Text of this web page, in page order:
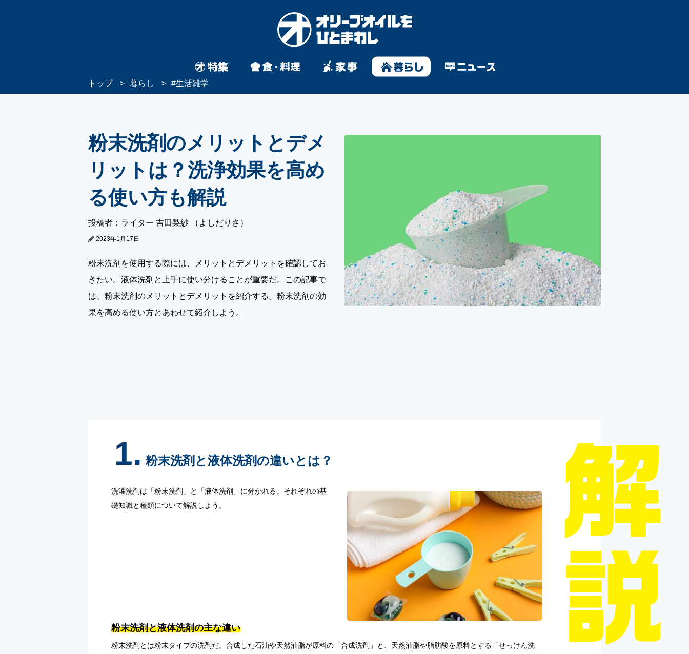
トップ 暮らし #生活雑学
粉末洗剤のメリットとデメ
リットは？洗浄効果を高め
る使い方も解説
投稿者：ライター 吉田梨紗 （よしだりさ）
2023年1月17日
粉末洗剤を使用する際には、メリットとデメリットを確認してお
きたい。液体洗剤と上手に使い分けることが重要だ。この記事で
は、粉末洗剤のメリットとデメリットを紹介する。粉末洗剤の効
果を高める使い方とあわせて紹介しよう。
1. 粉末洗剤と液体洗剤の違いとは？
洗濯洗剤は「粉末洗剤」と「液体洗剤」に分かれる。それぞれの基
礎知識と種類について解説しよう。
粉末洗剤と液体洗剤の主な違い
粉末洗剤とは粉末タイプの洗剤だ。合成した石油や天然油脂が原料の「合成洗剤」と、天然油脂や脂肪酸を原料とする「せっけん洗